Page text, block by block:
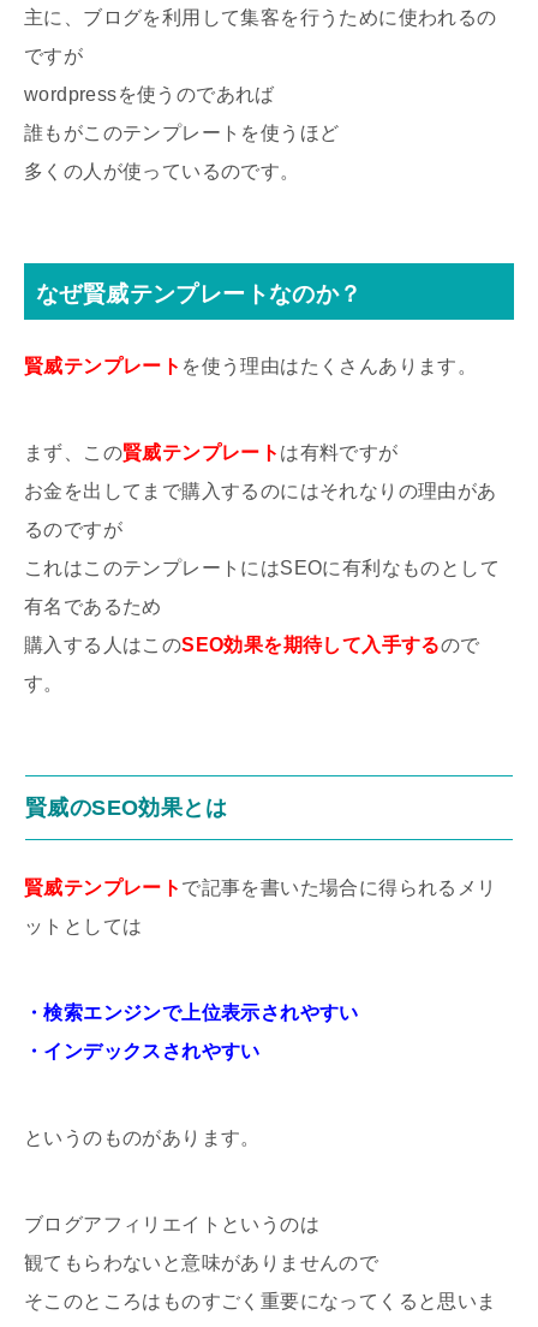
主に、ブログを利用して集客を行うために使われるの
ですが
wordpressを使うのであれば
誰もがこのテンプレートを使うほど
多くの人が使っているのです。
なぜ賢威テンプレートなのか？
賢威テンプレート を使う理由はたくさんあります。
まず、この賢威テンプレート は有料ですが
お金を出してまで購入するのにはそれなりの理由があ
るのですが
これはこのテンプレートにはSEOに有利なものとして
有名であるため
購入する人はこのSEO効果を期待して入手するので
す。
賢威のSEO効果とは
賢威テンプレート で記事を書いた場合に得られるメリ
ットとしては
・検索エンジンで上位表示されやすい
・インデックスされやすい
というのものがあります。
ブログアフィリエイトというのは
観てもらわないと意味がありませんので
そこのところはものすごく重要になってくると思いま